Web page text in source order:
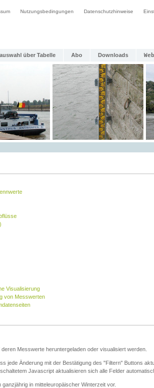
Nutzungsbedingungen Datenschutzhinweise
über Tabelle Abo Downloads
Visualisierung
von Messwerten
Messwerte heruntergeladen oder visualisiert werden.
jede Änderung mit der Bestätigung des "Filtern" Buttons
Javascript aktualisieren sich alle Felder
in mitteleuropäischer Winterzeit vor.